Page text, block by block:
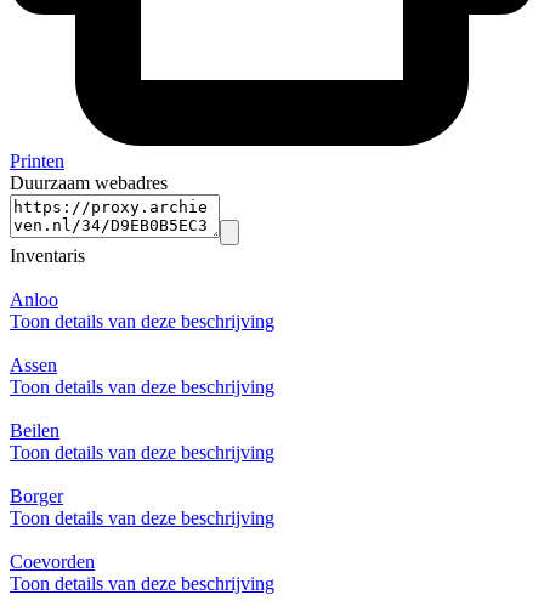
Printen
Duurzaam webadres
Inventaris
Anloo
Toon details van deze beschrijving
Assen
Toon details van deze beschrijving
Beilen
Toon details van deze beschrijving
Borger
Toon details van deze beschrijving
Coevorden
Toon details van deze beschrijving